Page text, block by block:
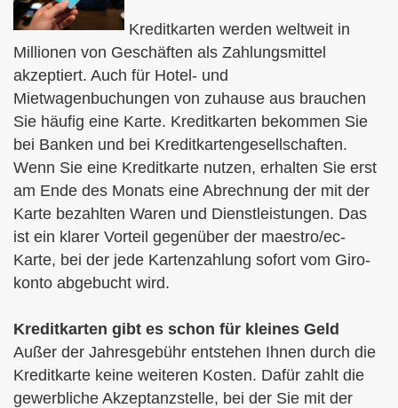
Kredit­karten werden weltweit in
Millionen von Geschäften als Zahlungsmittel
akzeptiert. Auch für Hotel- und
Mietwagenbuchungen von zuhause aus brauchen
Sie häufig eine Karte. Kredit­karten bekommen Sie
bei Banken und bei Kredit­kartengesellschaften.
Wenn Sie eine Kredit­karte nutzen, erhalten Sie erst
am Ende des Monats eine Abrechnung der mit der
Karte bezahlten Waren und Dienstleistungen. Das
ist ein klarer Vorteil gegenüber der maestro/ec-
Karte, bei der jede Kartenzahlung sofort vom Giro­
konto abgebucht wird.
Kredit­karten gibt es schon für kleines Geld
Außer der Jahresgebühr entstehen Ihnen durch die
Kredit­karte keine weiteren Kosten. Dafür zahlt die
gewerbliche Akzeptanzstelle, bei der Sie mit der